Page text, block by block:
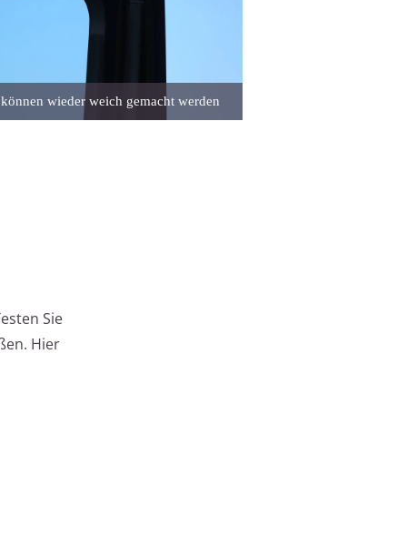
wieder weich gemacht werden
Sie
Hier